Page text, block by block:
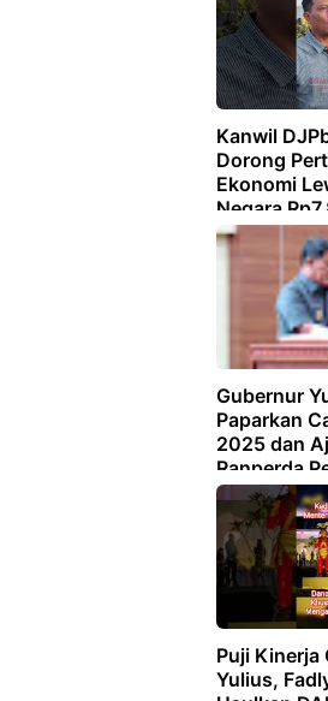
Kanwil
Dorong
Ekonomi
Negara
Gubernur
Paparkan
2025 dan
Ranperda
DPRD Sulut
Puji Kinerja
Yulius,